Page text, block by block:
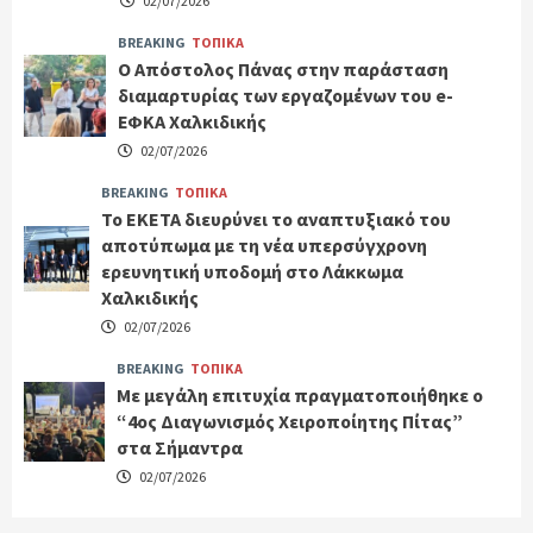
BREAKING ΤΟΠΙΚΑ
Ο Απόστολος Πάνας στην παράσταση
διαμαρτυρίας των εργαζομένων του e-
ΕΦΚΑ Χαλκιδικής
02/07/2026
BREAKING ΤΟΠΙΚΑ
Το ΕΚΕΤΑ διευρύνει το αναπτυξιακό του
αποτύπωμα με τη νέα υπερσύγχρονη
ερευνητική υποδομή στο Λάκκωμα
Χαλκιδικής
02/07/2026
BREAKING ΤΟΠΙΚΑ
Με μεγάλη επιτυχία πραγματοποιήθηκε ο
“4ος Διαγωνισμός Χειροποίητης Πίτας”
στα Σήμαντρα
02/07/2026